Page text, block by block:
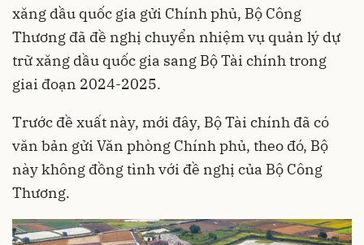
xăng dầu quốc gia gửi Chính phủ, Bộ Công
Thương đã đề nghị chuyển nhiệm vụ quản lý dự
trữ xăng dầu quốc gia sang Bộ Tài chínhtrong
giai đoạn 2024-2025.
Trước đề xuất này, mới đây, Bộ Tài chính đã có
văn bản gửi Văn phòng Chính phủ, theo đó, Bộ
này không đồng tình với đề nghị của Bộ Công
Thương.